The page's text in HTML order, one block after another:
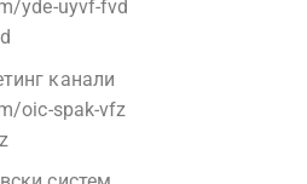
yde-uyvf-fvd
канали
oic-spak-vfz